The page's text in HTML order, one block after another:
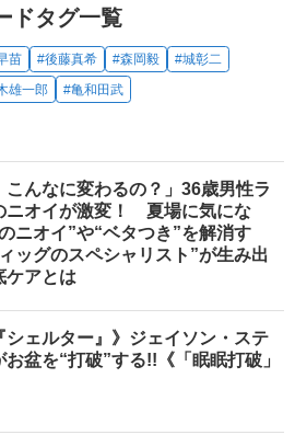
ドタグ一覧
苗 #後藤真希 #森岡毅
#城彰二
雄一郎 #亀和田武
こんなに変わるの？」36歳男性ラ
ニオイが激変！ 夏場に気にな
ニオイ”や“ベタつき”を解消す
ッグのスペシャリスト”が生み出
ケアとは
シェルター』》ジェイソン・ステ
お盆を“打破”する!!《「眠眠打破」